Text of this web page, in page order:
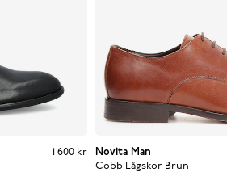
1 600 kr
1 600 kr
Novita Man
Cobb Lågskor Brun